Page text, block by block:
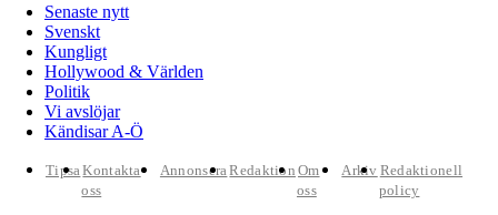
Senaste nytt
Svenskt
Kungligt
Hollywood & Världen
Politik
Vi avslöjar
Kändisar A-Ö
TipsaKontakta
oss
AnnonseraRedaktion Om
oss
Arkiv Redaktionell
policy